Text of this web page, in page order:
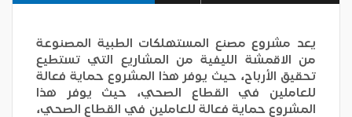
يعد مشروع مصنع المستهلكات الطبية المصنوعة
من الاقمشة الليفية من المشاريع التي تستطيع
تحقيق الأرباح، حيث يوفر هذا المشروع حماية فعالة
للعاملين في القطاع الصحي، حيث يوفر هذا
المشروع حماية فعالة للعاملين في القطاع الصحي،